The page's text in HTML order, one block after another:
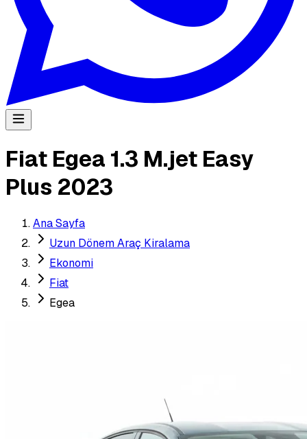
Fiat Egea 1.3 M.jet Easy
Plus 2023
Ana Sayfa
Uzun Dönem Araç Kiralama
Ekonomi
Fiat
Egea